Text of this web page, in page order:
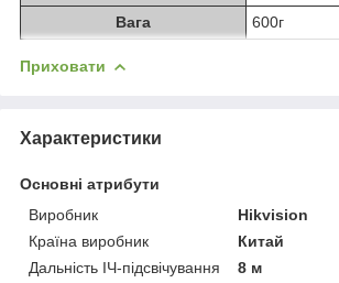
Вага
600г
Приховати
Характеристики
Основні атрибути
Виробник
Hikvision
Країна виробник
Китай
Дальність ІЧ-підсвічування
8 м